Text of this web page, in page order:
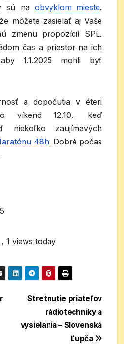
sú na obvyklom mieste.
môžete zasielať aj Vaše
zmenu propozícií SPL.
čas a priestor na ich
1.1.2025 mohli byť
a dopočutia v éteri
víkend 12.10., keď
niekoľko zaujímavých
48h. Dobré počas
, 1 views today
Stretnutie priateľov
rádiotechniky a
vysielania – Slovenská
Ľupča